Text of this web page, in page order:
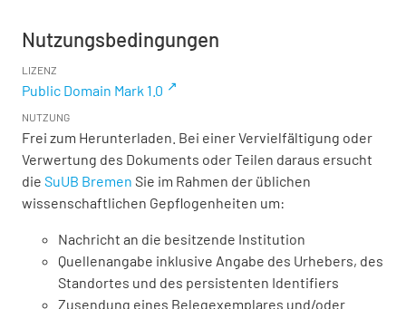
Nutzungsbedingungen
LIZENZ
Public Domain Mark 1.0
NUTZUNG
Frei zum Herunterladen. Bei einer Vervielfältigung oder
Verwertung des Dokuments oder Teilen daraus ersucht
die SuUB Bremen Sie im Rahmen der üblichen
wissenschaftlichen Gepflogenheiten um:
Nachricht an die besitzende Institution
Quellenangabe inklusive Angabe des Urhebers, des
Standortes und des persistenten Identifiers
Zusendung eines Belegexemplares und/oder